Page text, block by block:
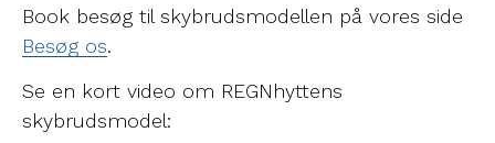
Book besøg til skybrudsmodellen på vores side
Besøg os.
Se en kort video om REGNhyttens
skybrudsmodel: